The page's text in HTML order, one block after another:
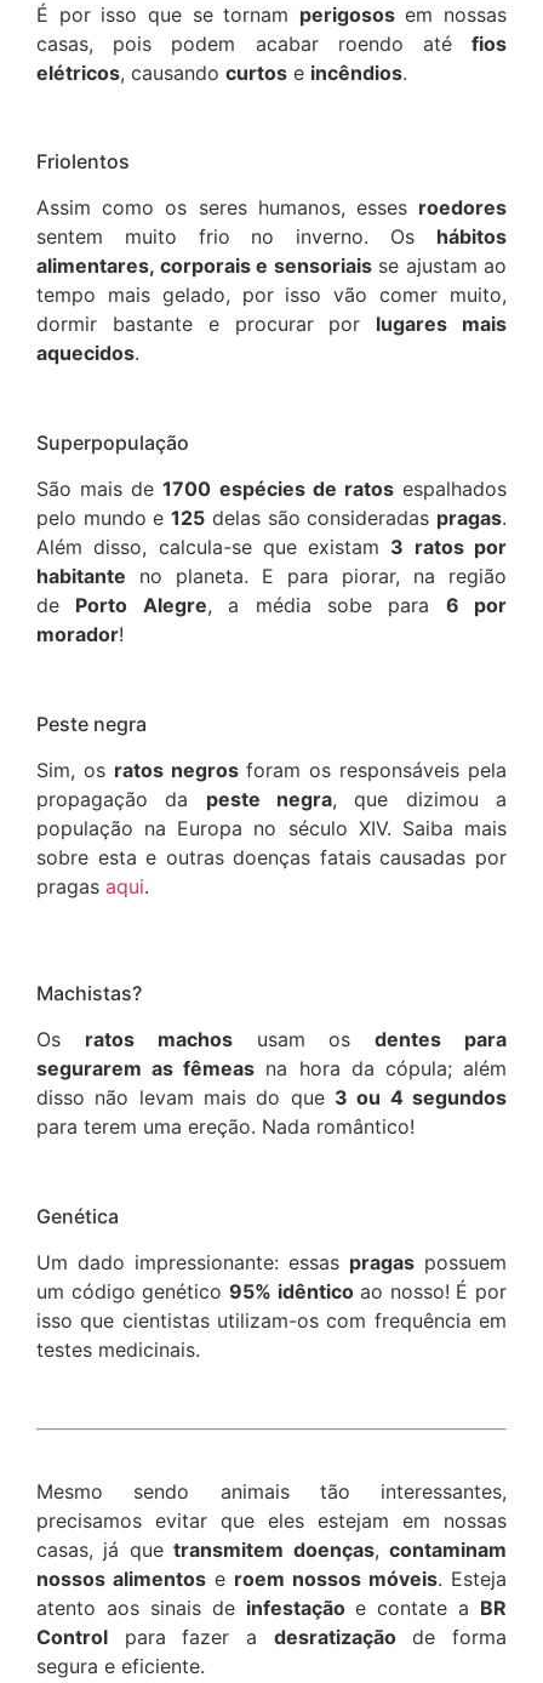
É por isso que se tornam perigososem nossas
casas, pois podem acabar roendo até fios
elétricos, causando curtos e incêndios.
Friolentos
Assim como os seres humanos, esses roedores
sentem muito frio no inverno. Os hábitos
alimentares, corporais e sensoriaisse ajustam ao
tempo mais gelado, por isso vão comer muito,
dormir bastante e procurar por lugares mais
aquecidos.
Superpopulação
São mais de1700 espécies de ratosespalhados
pelo mundo e125 delas são consideradas pragas.
Além disso, calcula-se que existam 3 ratos por
habitante no planeta. E para piorar, na região
de Porto Alegre, a média sobe para 6 por
morador!
Peste negra
Sim, os ratos negrosforam os responsáveis pela
propagação da peste negra, que dizimou a
população na Europa no século XIV. Saiba mais
sobre esta e outras doenças fatais causadas por
pragas aqui.
Machistas?
Os ratos machosusam osdentes para
segurarem as fêmeas na hora da cópula; além
disso não levam mais do que 3 ou 4 segundos
para terem uma ereção. Nada romântico!
Genética
Um dado impressionante: essas pragas possuem
um código genético 95% idênticoao nosso! É por
isso que cientistas utilizam-os com frequência em
testes medicinais.
Mesmo sendo animais tão interessantes,
precisamos evitar que eles estejam em nossas
casas, já quetransmitem doenças,contaminam
nossos alimentos e roem nossos móveis. Esteja
atento aos sinais de infestaçãoe contate a BR
Control para fazer a desratizaçãode forma
segura e eficiente.